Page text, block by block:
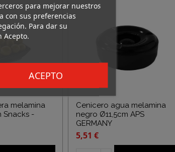
para mejorar nuestros
con sus preferencias
Para dar su
Acepto.
ACEPTO
melamina
Snacks -
Cenicero agua melamina
negro Ø11,5cm APS
GERMANY
5,51 €